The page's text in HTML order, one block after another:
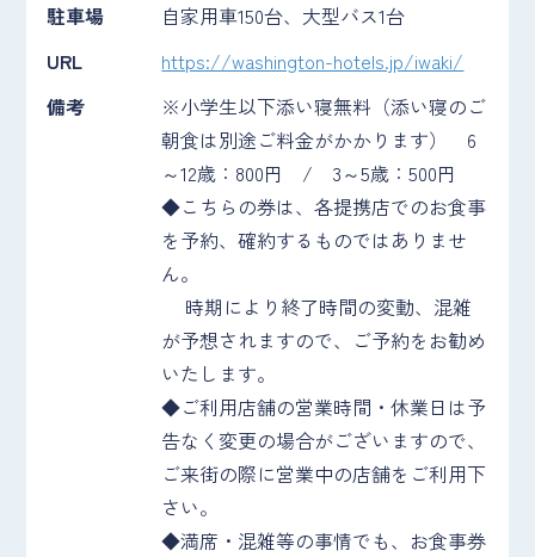
駐車場
自家用車150台、大型バス1台
URL
https://washington-hotels.jp/iwaki/
備考
※小学生以下添い寝無料（添い寝のご
朝食は別途ご料金がかかります） 6
～12歳：800円 / 3～5歳：500円
◆こちらの券は、各提携店でのお食事
を予約、確約するものではありませ
ん。
時期により終了時間の変動、混雑
が予想されますので、ご予約をお勧め
いたします。
◆ご利用店舗の営業時間・休業日は予
告なく変更の場合がございますので、
ご来街の際に営業中の店舗をご利用下
さい。
◆満席・混雑等の事情でも、お食事券